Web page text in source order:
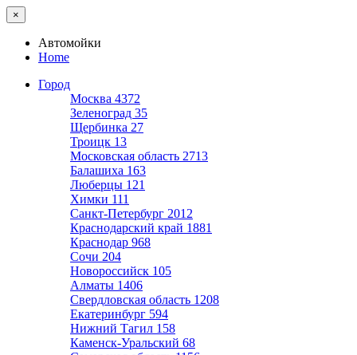
×
Автомойки
Home
Город
Москва 4372
Зеленоград 35
Щербинка 27
Троицк 13
Московская область 2713
Балашиха 163
Люберцы 121
Химки 111
Санкт-Петербург 2012
Краснодарский край 1881
Краснодар 968
Сочи 204
Новороссийск 105
Алматы 1406
Свердловская область 1208
Екатеринбург 594
Нижний Тагил 158
Каменск-Уральский 68